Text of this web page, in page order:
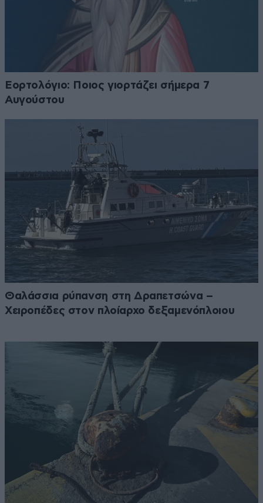
Εορτολόγιο: Ποιος γιορτάζει σήμερα 7
Αυγούστου
Θαλάσσια ρύπανση στη Δραπετσώνα –
Χειροπέδες στον πλοίαρχο δεξαμενόπλοιου